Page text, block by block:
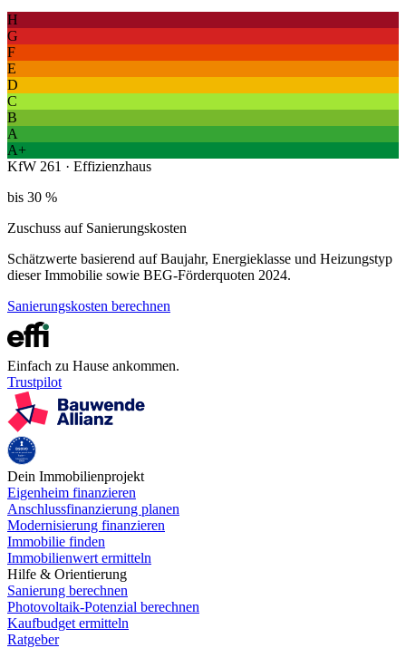
H
G
F
E
D
C
B
A
A+
KfW 261 · Effizienzhaus
bis 30 %
Zuschuss auf Sanierungskosten
Schätzwerte basierend auf Baujahr, Energieklasse und Heizungstyp
dieser Immobilie sowie BEG-Förderquoten 2024.
Sanierungskosten berechnen
Einfach zu Hause ankommen.
Trustpilot
Dein Immobilienprojekt
Eigenheim finanzieren
Anschlussfinanzierung planen
Modernisierung finanzieren
Immobilie finden
Immobilienwert ermitteln
Hilfe & Orientierung
Sanierung berechnen
Photovoltaik-Potenzial berechnen
Kaufbudget ermitteln
Ratgeber